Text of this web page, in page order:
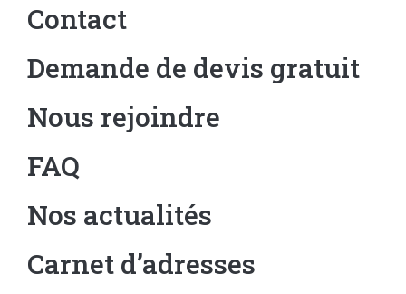
Contact
Demande de devis gratuit
Nous rejoindre
FAQ
Nos actualités
Carnet d’adresses